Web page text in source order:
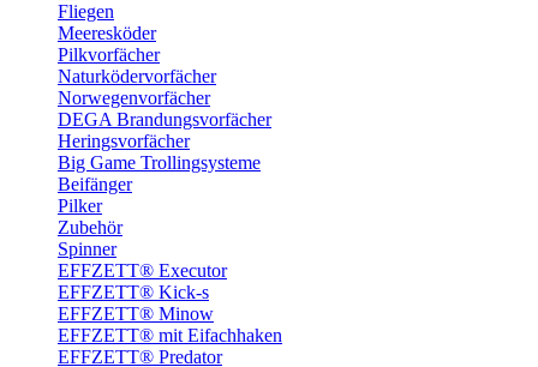
Fliegen
Meeresköder
Pilkvorfächer
Naturködervorfächer
Norwegenvorfächer
DEGA Brandungsvorfächer
Heringsvorfächer
Big Game Trollingsysteme
Beifänger
Pilker
Zubehör
Spinner
EFFZETT® Executor
EFFZETT® Kick-s
EFFZETT® Minow
EFFZETT® mit Eifachhaken
EFFZETT® Predator